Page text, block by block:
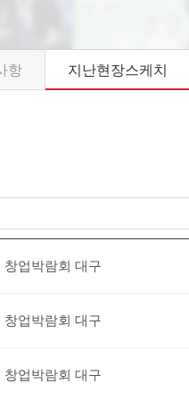
항 지난현장스케치
창업박람회 대구
창업박람회 대구
창업박람회 대구